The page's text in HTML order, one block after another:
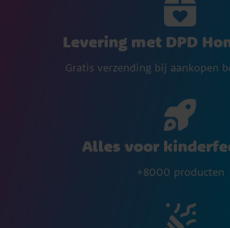
Levering met DPD
Gratis verzending bij aankopen
Alles voor
+8000 producten